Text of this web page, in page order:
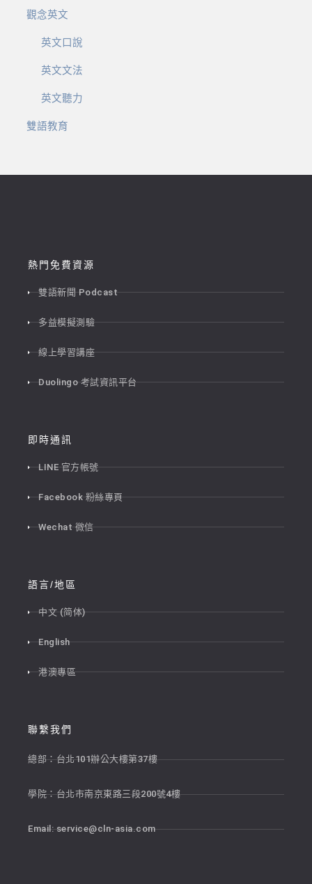
觀念英文
英文口說
英文文法
英文聽力
雙語教育
熱門免費資源
雙語新聞 Podcast
多益模擬測驗
線上學習講座
Duolingo 考試資訊平台
即時通訊
LINE 官方帳號
Facebook 粉絲專頁
Wechat 微信
語言/地區
中文 (简体)
English
港澳專區
聯繫我們
總部：台北101辦公大樓第37樓
學院：台北市南京東路三段200號4樓
Email:service@cln-asia.com